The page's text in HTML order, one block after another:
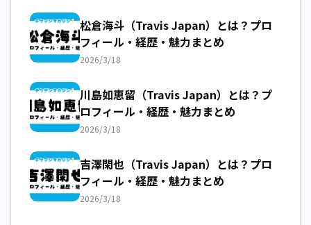
松倉海斗（Travis Japan）とは？プロ
フィール・経歴・魅力まとめ
2026/3/18
川島如恵留（Travis Japan）とは？プ
ロフィール・経歴・魅力まとめ
2026/3/18
吉澤閑也（Travis Japan）とは？プロ
フィール・経歴・魅力まとめ
2026/3/18